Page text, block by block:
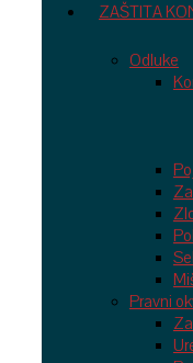
ZAŠTITA
Odluke
Pravni